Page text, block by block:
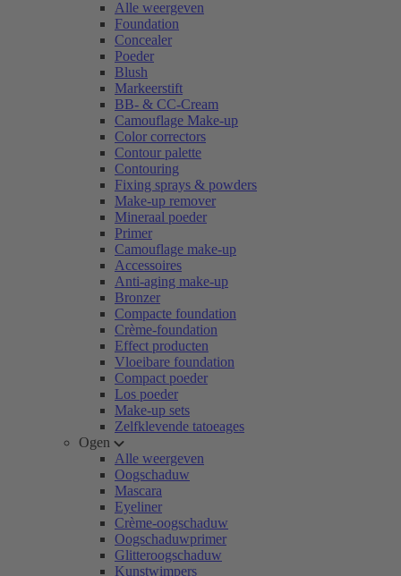
Alle weergeven
Foundation
Concealer
Poeder
Blush
Markeerstift
BB- & CC-Cream
Camouflage Make-up
Color correctors
Contour palette
Contouring
Fixing sprays & powders
Make-up remover
Mineraal poeder
Primer
Camouflage make-up
Accessoires
Anti-aging make-up
Bronzer
Compacte foundation
Crème-foundation
Effect producten
Vloeibare foundation
Compact poeder
Los poeder
Make-up sets
Zelfklevende tatoeages
Ogen
Alle weergeven
Oogschaduw
Mascara
Eyeliner
Crème-oogschaduw
Oogschaduwprimer
Glitteroogschaduw
Kunstwimpers